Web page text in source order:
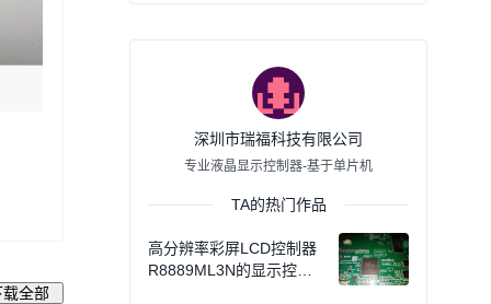
载全部
深圳市瑞福科技有限公司
专业液晶显示控制器-基于单片机
TA的热门作品
高分辨率彩屏LCD控制器
R8889ML3N的显示控制